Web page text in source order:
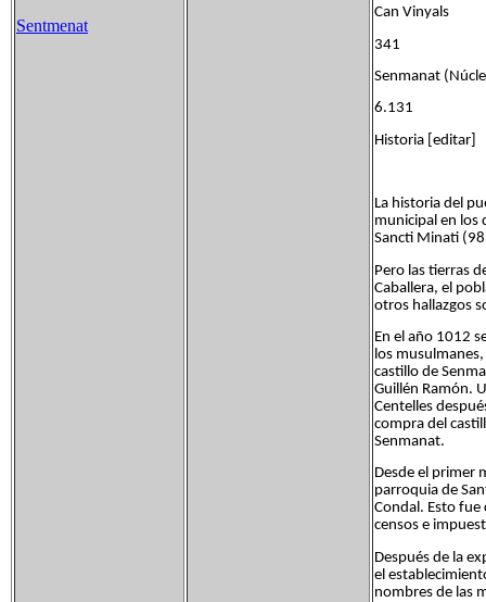
Sentmenat
Can Vinyals
341
Senmanat
6.131
Historia [editar]
La historia del
municipal en los
Sancti Minati
Pero las tierras
Caballera, el
otros hallazgos
En el año 1012
los
castillo de
Guillén Ramón.
Centelles
compra del
Senmanat.
Desde el primer
parroquia de
Condal. Esto fue
censos e
Después de la
el
nombres de las